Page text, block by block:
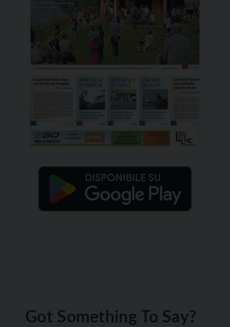
Got Something To Say?